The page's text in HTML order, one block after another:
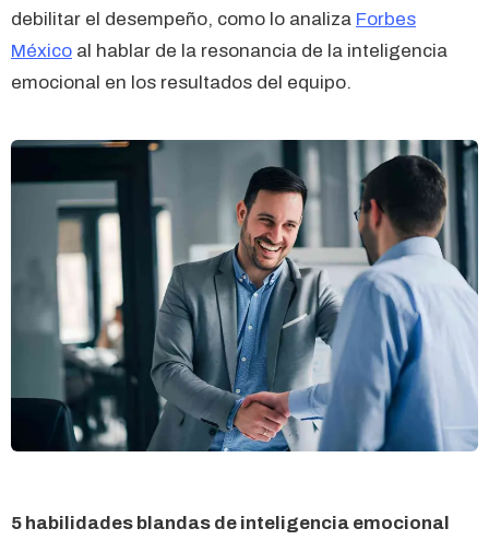
debilitar el desempeño, como lo analiza Forbes
México al hablar de la resonancia de la inteligencia
emocional en los resultados del equipo.
5 habilidades blandas de inteligencia emocional